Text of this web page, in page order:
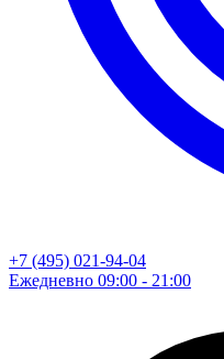
+7 (495) 021-94-04
Ежедневно 09:00 - 21:00